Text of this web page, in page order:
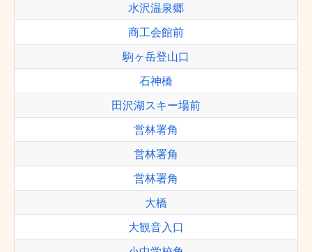
水沢温泉郷
商工会館前
駒ヶ岳登山口
石神橋
田沢湖スキー場前
営林署角
営林署角
営林署角
大橋
大観音入口